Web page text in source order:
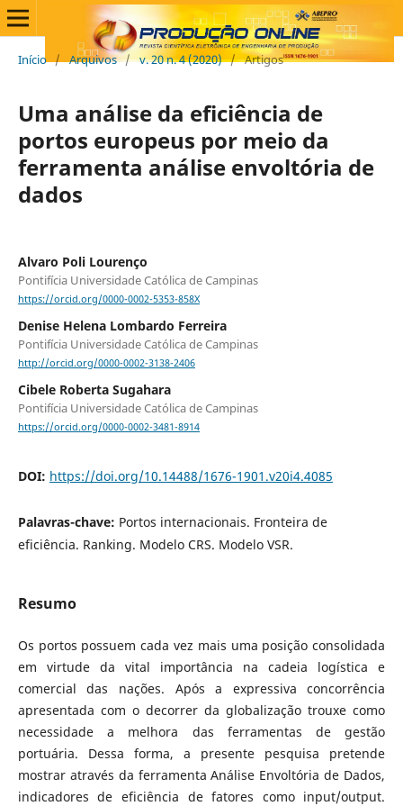
Início / Arquivos / v. 20 n. 4 (2020) / Artigos
Uma análise da eficiência de
portos europeus por meio da
ferramenta análise envoltória de
dados
Alvaro Poli Lourenço
Pontifícia Universidade Católica de Campinas
https://orcid.org/0000-0002-5353-858X
Denise Helena Lombardo Ferreira
Pontifícia Universidade Católica de Campinas
http://orcid.org/0000-0002-3138-2406
Cibele Roberta Sugahara
Pontifícia Universidade Católica de Campinas
https://orcid.org/0000-0002-3481-8914
DOI: https://doi.org/10.14488/1676-1901.v20i4.4085
Palavras-chave: Portos internacionais. Fronteira de
eficiência. Ranking. Modelo CRS. Modelo VSR.
Resumo
Os portos possuem cada vez mais uma posição consolidada
em virtude da vital importância na cadeia logística e
comercial das nações. Após a expressiva concorrência
apresentada com o decorrer da globalização trouxe como
necessidade a melhora das ferramentas de gestão
portuária. Dessa forma, a presente pesquisa pretende
mostrar através da ferramenta Análise Envoltória de Dados,
indicadores de eficiência de fatores como input/output.